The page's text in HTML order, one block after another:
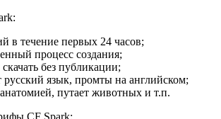
в течение первых 24 часов;
процесс создания;
без публикации;
язык, промты на английском;
путает животных и т.п.
CF Spark: